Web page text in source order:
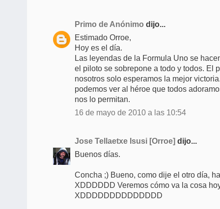
Primo de Anónimo dijo...
Estimado Orroe,
Hoy es el día.
Las leyendas de la Formula Uno se
el piloto se sobrepone a todo y todos. El
nosotros solo esperamos la mejor
podemos ver al héroe que todos
nos lo permitan.
16 de mayo de 2010 a las 10:54
Jose Tellaetxe Isusi [Orroe] dijo...
Buenos días.
Concha ;) Bueno, como dije el otro día,
XDDDDDD Veremos cómo va la cosa
XDDDDDDDDDDDDDD